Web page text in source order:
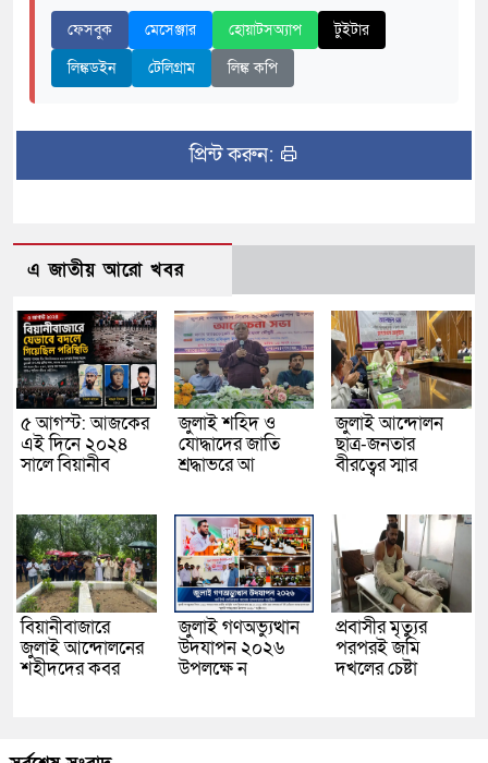
ফেসবুক মেসেঞ্জার হোয়াটসঅ্যাপ
টুইটার
লিঙ্কডইন
টেলিগ্রাম লিঙ্ক কপি
প্রিন্ট করুন:
এ জাতীয় আরো খবর
৫ আগস্ট: আজকের
এই দিনে ২০২৪
সালে বিয়ানীব
জুলাই শহিদ ও
যোদ্ধাদের জাতি
শ্রদ্ধাভরে আ
জুলাই আন্দোলন
ছাত্র-জনতার
বীরত্বের স্মার
বিয়ানীবাজারে
জুলাই আন্দোলনের
শহীদদের কবর
জুলাই গণঅভ্যুত্থান
উদযাপন ২০২৬
উপলক্ষে ন
প্রবাসীর মৃত্যুর
পরপরই জমি
দখলের চেষ্টা